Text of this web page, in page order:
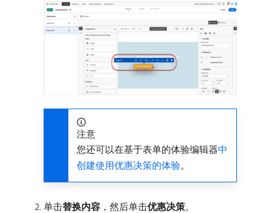
注意
您还可以在基于表单的体验编辑器中
创建使用优惠决策的体验。
单击​替换内容 ，然后单击​优惠决策。